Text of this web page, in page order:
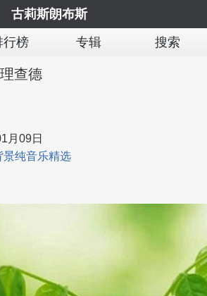
古莉斯朗布斯
行榜 专辑 搜索
查德
月09日
景纯音乐精选